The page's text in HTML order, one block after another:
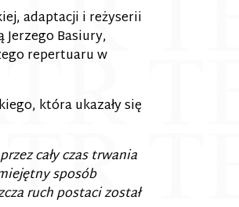
adaptacji i reżyserii
Basiury,
repertuaru w
która ukazały się
cały czas trwania
sposób
ruch postaci został